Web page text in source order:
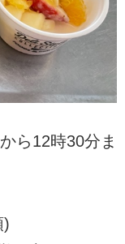
ら12時30分ま
)